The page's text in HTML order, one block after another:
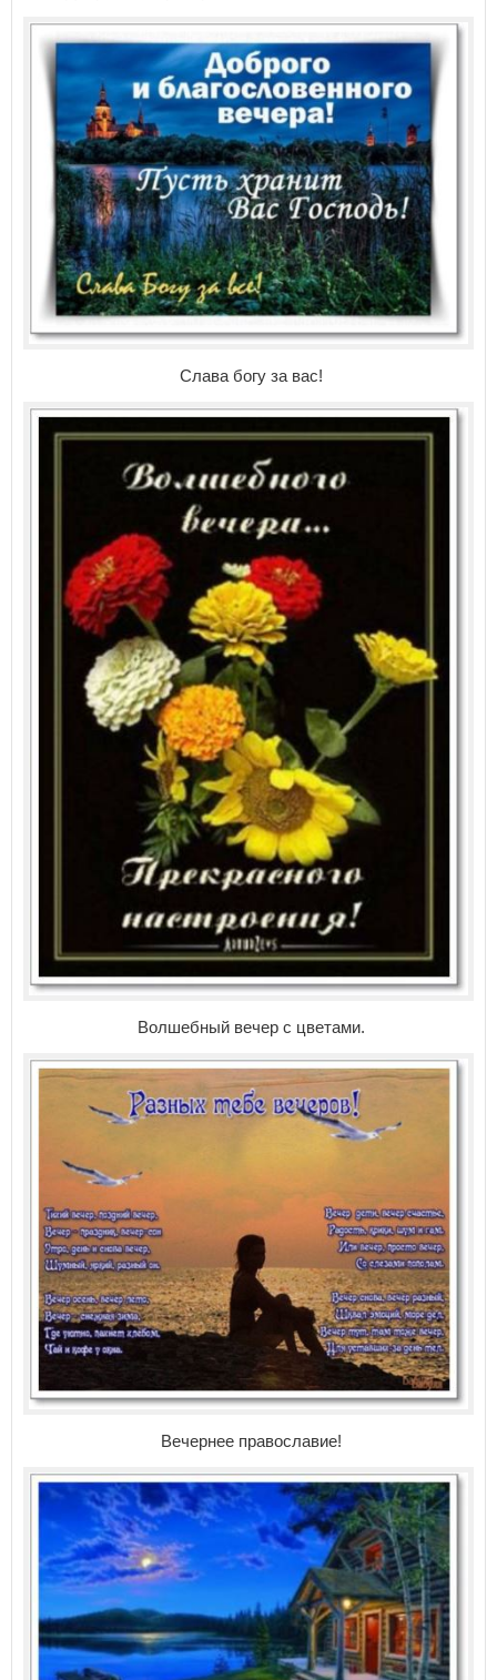
Слава богу за вас!
Волшебный вечер с цветами.
Вечернее православие!